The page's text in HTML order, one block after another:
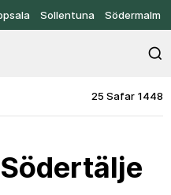
Sollentuna Södermalm
25 Safar 1448